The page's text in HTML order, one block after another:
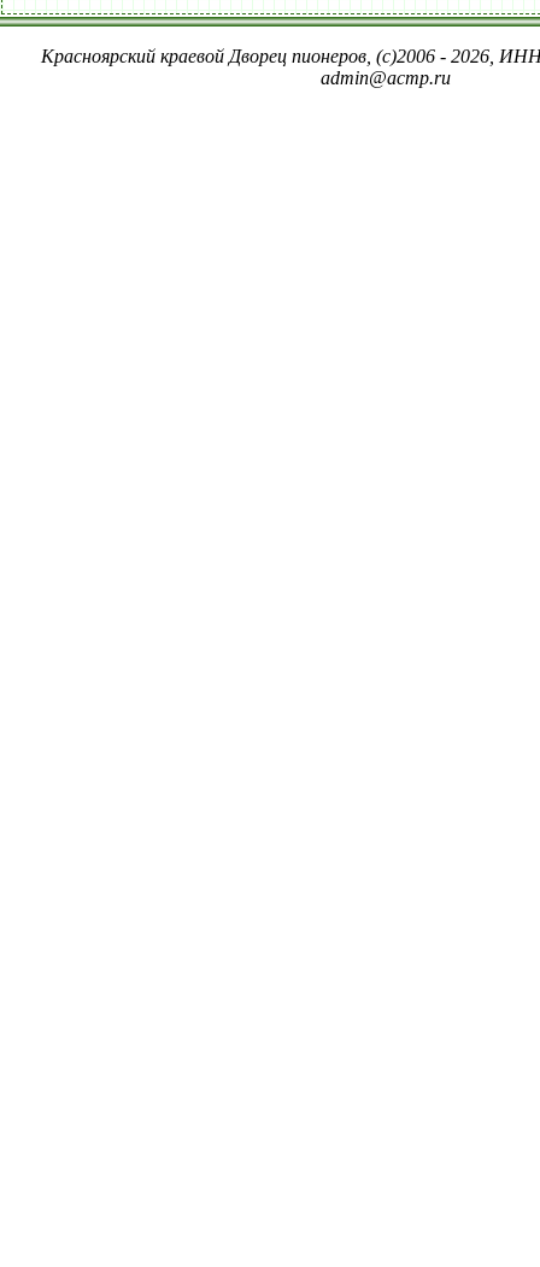
Красноярский краевой Дворец пионеров, (c)2006 - 2026,
admin@acmp.ru